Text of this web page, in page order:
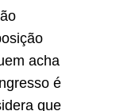
acha
é
que